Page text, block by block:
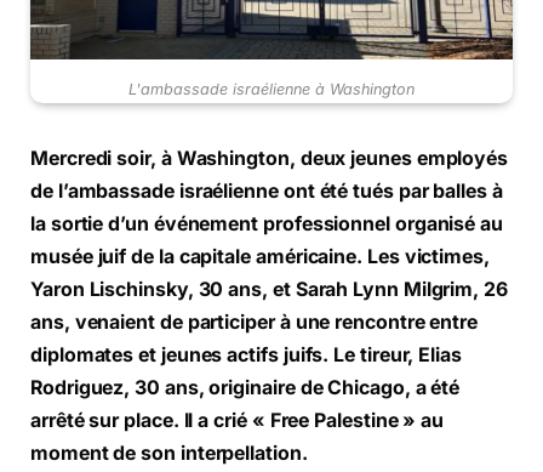
L'ambassade israélienne à Washington
Mercredi soir, à Washington, deux jeunes employés
de l’ambassade israélienne ont été tués par balles à
la sortie d’un événement professionnel organisé au
musée juif de la capitale américaine. Les victimes,
Yaron Lischinsky, 30 ans, et Sarah Lynn Milgrim, 26
ans, venaient de participer à une rencontre entre
diplomates et jeunes actifs juifs. Le tireur, Elias
Rodriguez, 30 ans, originaire de Chicago, a été
arrêté sur place. Il a crié « Free Palestine » au
moment de son interpellation.